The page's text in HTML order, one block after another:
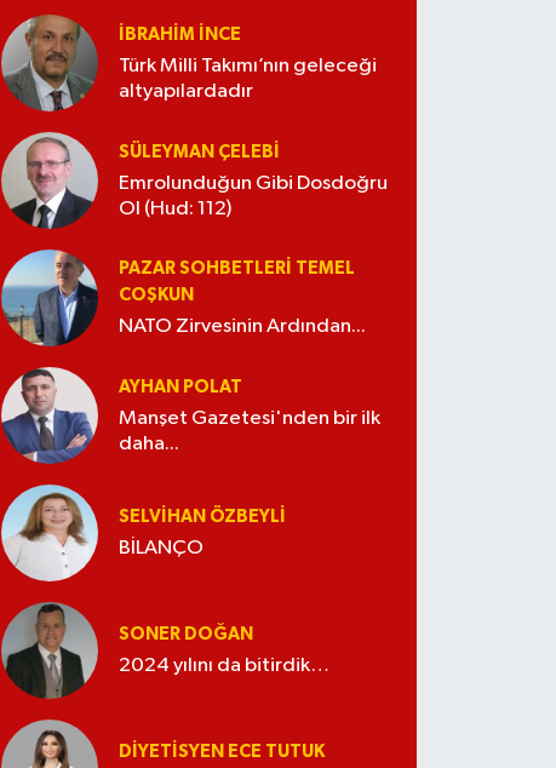
İBRAHIM İNCE
Türk Milli Takımı’nın geleceği
altyapılardadır
SÜLEYMAN ÇELEBI
Emrolunduğun Gibi Dosdoğru
Ol (Hud: 112)
PAZAR SOHBETLERI TEMEL
COŞKUN
NATO Zirvesinin Ardından...
AYHAN POLAT
Manşet Gazetesi'nden bir ilk
daha...
SELVIHAN ÖZBEYLI
BİLANÇO
SONER DOĞAN
2024 yılını da bitirdik…
DIYETISYEN ECE TUTUK